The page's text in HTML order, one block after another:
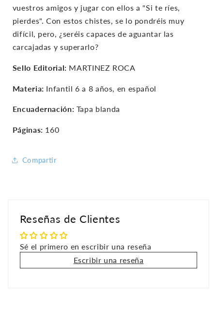
vuestros amigos y jugar con ellos a "Si te ríes,
pierdes". Con estos chistes, se lo pondréis muy
difícil, pero, ¿seréis capaces de aguantar las
carcajadas y superarlo?
Sello Editorial: MARTINEZ ROCA
Materia: Infantil 6 a 8 años, en español
Encuadernación: Tapa blanda
Páginas: 160
Compartir
Reseñas de Clientes
Sé el primero en escribir una reseña
Escribir una reseña